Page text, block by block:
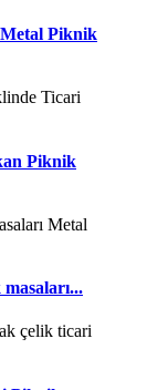
Metal Piknik
Piknik